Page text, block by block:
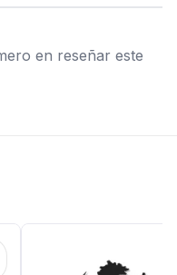
en reseñar este